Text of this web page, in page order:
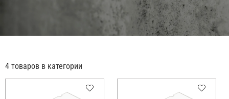
4 товаров в категории